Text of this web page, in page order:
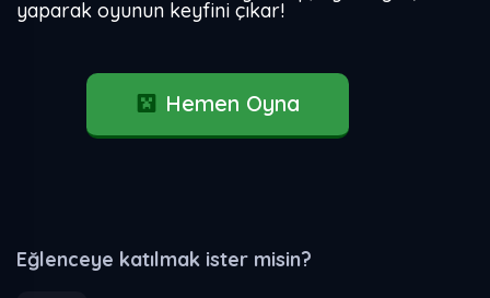
yaparak oyunun keyfini çıkar!
Hemen Oyna
Eğlenceye katılmak ister misin?